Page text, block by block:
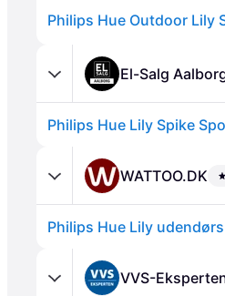
Philips Hue Outdoor Lily
El-Salg
Philips Hue Lily Spike
WATTOO.DK
VVS-